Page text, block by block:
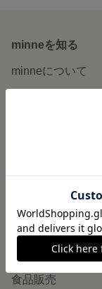
minneを知る
minneについて
作品販売について
minneで売りたい
食品販売